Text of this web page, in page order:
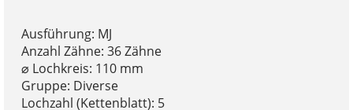
Ausführung: MJ
Anzahl Zähne: 36 Zähne
⌀ Lochkreis: 110 mm
Gruppe: Diverse
Lochzahl (Kettenblatt): 5